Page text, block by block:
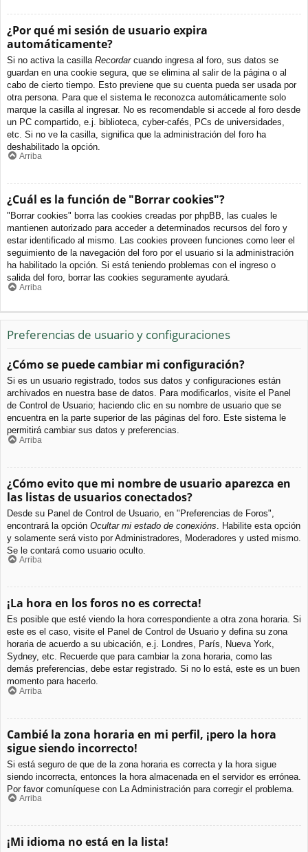
¿Por qué mi sesión de usuario expira
automáticamente?
Si no activa la casilla Recordarcuando ingresa al foro, sus datos se
guardan en una cookie segura, que se elimina al salir de la página o al
cabo de cierto tiempo. Esto previene que su cuenta pueda ser usada por
otra persona. Para que el sistema le reconozca automáticamente solo
marque la casilla al ingresar. No es recomendable si accede al foro desde
un PC compartido, e.j. biblioteca, cyber-cafés, PCs de universidades,
etc. Si no ve la casilla, significa que la administración del foro ha
deshabilitado la opción.
Arriba
¿Cuál es la función de "Borrar cookies"?
"Borrar cookies" borra las cookies creadas por phpBB, las cuales le
mantienen autorizado para acceder a determinados recursos del foro y
estar identificado al mismo. Las cookies proveen funciones como leer el
seguimiento de la navegación del foro por el usuario si la administración
ha habilitado la opción. Si está teniendo problemas con el ingreso o
salida del foro, borrar las cookies seguramente ayudará.
Arriba
Preferencias de usuario y configuraciones
¿Cómo se puede cambiar mi configuración?
Si es un usuario registrado, todos sus datos y configuraciones están
archivados en nuestra base de datos. Para modificarlos, visite el Panel
de Control de Usuario; haciendo clic en su nombre de usuario que se
encuentra en la parte superior de las páginas del foro. Este sistema le
permitirá cambiar sus datos y preferencias.
Arriba
¿Cómo evito que mi nombre de usuario aparezca en
las listas de usuarios conectados?
Desde su Panel de Control de Usuario, en "Preferencias de Foros",
encontrará la opción Ocultar mi estado de conexións . Habilite esta opción
y solamente será visto por Administradores, Moderadores y usted mismo.
Se le contará como usuario oculto.
Arriba
¡La hora en los foros no es correcta!
Es posible que esté viendo la hora correspondiente a otra zona horaria. Si
este es el caso, visite el Panel de Control de Usuario y defina su zona
horaria de acuerdo a su ubicación, e.j. Londres, París, Nueva York,
Sydney, etc. Recuerde que para cambiar la zona horaria, como las
demás preferencias, debe estar registrado. Si no lo está, este es un buen
momento para hacerlo.
Arriba
Cambié la zona horaria en mi perfil, ¡pero la hora
sigue siendo incorrecto!
Si está seguro de que de la zona horaria es correcta y la hora sigue
siendo incorrecta, entonces la hora almacenada en el servidor es errónea.
Por favor comuníquese con La Administración para corregir el problema.
Arriba
¡Mi idioma no está en la lista!